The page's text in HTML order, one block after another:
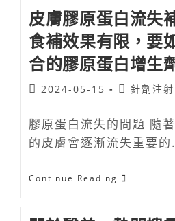
皮膚膠原蛋白流失
食補效果有限，要
合的膠原蛋白增生
2024-05-15 針劑注射
膠原蛋白流失的問題 隨
的皮膚會逐漸流失重要
Continue Reading